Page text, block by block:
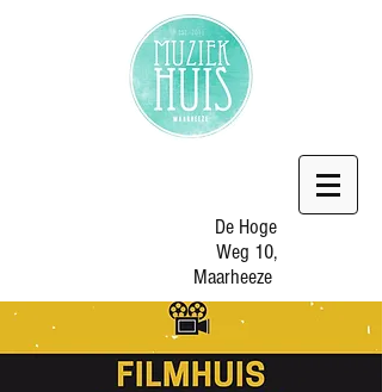
De Hoge
Weg 10,
Maarheeze